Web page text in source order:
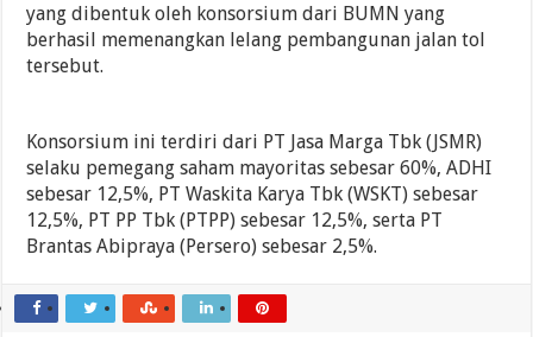
yang dibentuk oleh konsorsium dari BUMN yang
berhasil memenangkan lelang pembangunan jalan tol
tersebut.
Konsorsium ini terdiri dari PT Jasa Marga Tbk (JSMR)
selaku pemegang saham mayoritas sebesar 60%, ADHI
sebesar 12,5%, PT Waskita Karya Tbk (WSKT) sebesar
12,5%, PT PP Tbk (PTPP) sebesar 12,5%, serta PT
Brantas Abipraya (Persero) sebesar 2,5%.